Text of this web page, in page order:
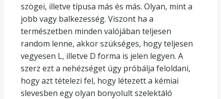
szögei, illetve típusa más és más. Olyan, mint a
jobb vagy balkezesség. Viszont ha a
természetben minden valójában teljesen
random lenne, akkor szükséges, hogy teljesen
vegyesen L, illetve D forma is jelen legyen. A
szerz ezt a nehézséget úgy próbálja feloldani,
hogy azt tételezi fel, hogy létezett a kémiai
slevesben egy olyan bonyolult szelektáló